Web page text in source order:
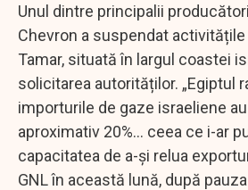
Unul dintre principalii
Chevron a suspendat
Tamar, situată în largul coastei
solicitarea autorităților. „Egiptul
importurile de gaze israeliene
aproximativ 20%... ceea ce i-ar
capacitatea de a-și relua
GNL în această lună, după